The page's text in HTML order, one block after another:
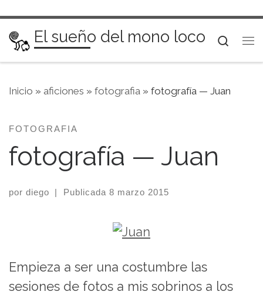
Saltar al contenido
El sueño del mono loco
Inicio » aficiones » fotografia » fotografía — Juan
FOTOGRAFIA
fotografía — Juan
por diego | Publicada 8 marzo 2015
Empieza a ser una costumbre las
sesiones de fotos a mis sobrinos a los